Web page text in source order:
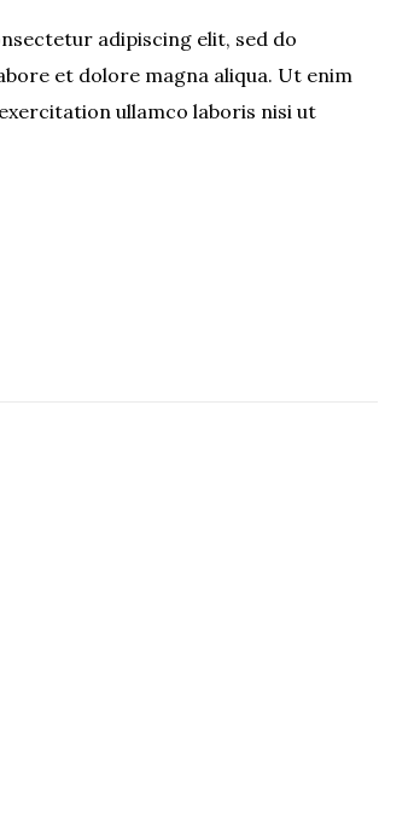
adipiscing elit, sed do
et dolore magna aliqua. Ut enim
ullamco laboris nisi ut